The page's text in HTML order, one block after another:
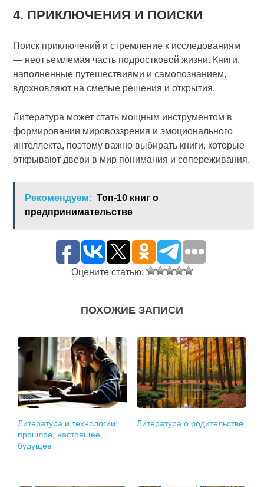
4. ПРИКЛЮЧЕНИЯ И ПОИСКИ
Поиск приключений и стремление к исследованиям
— неотъемлемая часть подростковой жизни. Книги,
наполненные путешествиями и самопознанием,
вдохновляют на смелые решения и открытия.
Литература может стать мощным инструментом в
формировании мировоззрения и эмоционального
интеллекта, поэтому важно выбирать книги, которые
открывают двери в мир понимания и сопереживания.
Рекомендуем: Топ-10 книг о
предпринимательстве
Оцените статью:
ПОХОЖИЕ ЗАПИСИ
Литература и технологии:
прошлое, настоящее,
будущее
Литература о родительстве